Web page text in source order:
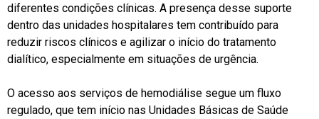
diferentes condições clínicas. A presença desse suporte
dentro das unidades hospitalares tem contribuído para
reduzir riscos clínicos e agilizar o início do tratamento
dialítico, especialmente em situações de urgência.
O acesso aos serviços de hemodiálise segue um fluxo
regulado, que tem início nas Unidades Básicas de Saúde